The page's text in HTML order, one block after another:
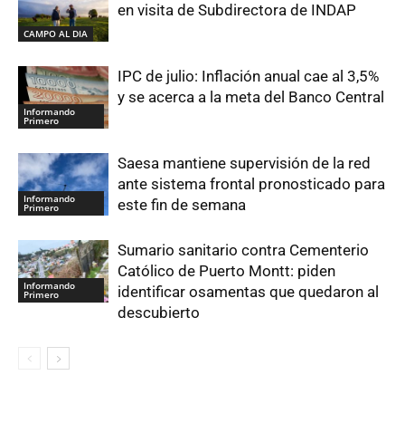
CAMPO AL DIA
en visita de Subdirectora de INDAP
Informando
Primero
IPC de julio: Inflación anual cae al 3,5%
y se acerca a la meta del Banco Central
Informando
Primero
Saesa mantiene supervisión de la red
ante sistema frontal pronosticado para
este fin de semana
Informando
Primero
Sumario sanitario contra Cementerio
Católico de Puerto Montt: piden
identificar osamentas que quedaron al
descubierto